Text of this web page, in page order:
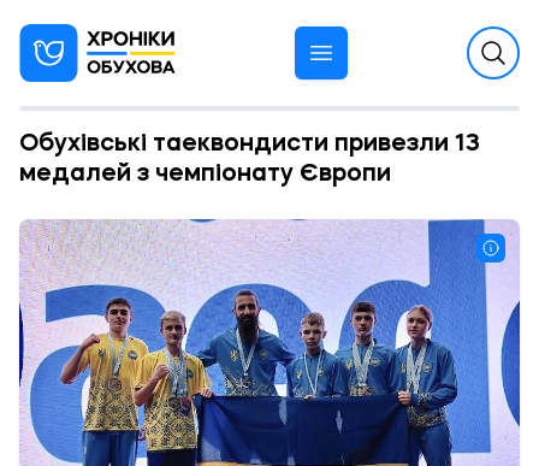
Обухівські таеквондисти привезли 13
медалей з чемпіонату Європи